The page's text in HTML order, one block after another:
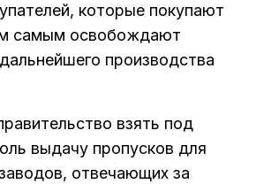
которые покупают
самым освобождают
производства
взять под
выдачу пропусков для
отвечающих за